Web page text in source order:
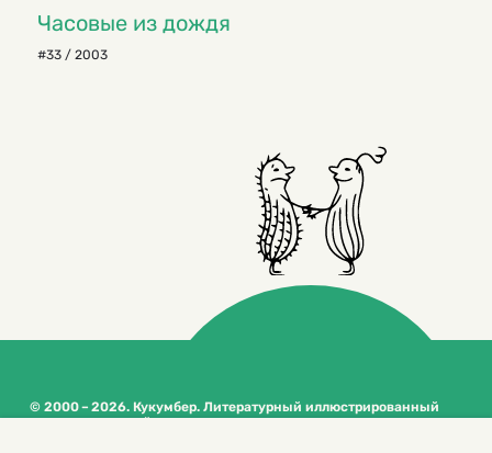
Часовые из дождя
#33 / 2003
© 2000 – 2026. Кукумбер. Литературный иллюстрированный
журнал для детей